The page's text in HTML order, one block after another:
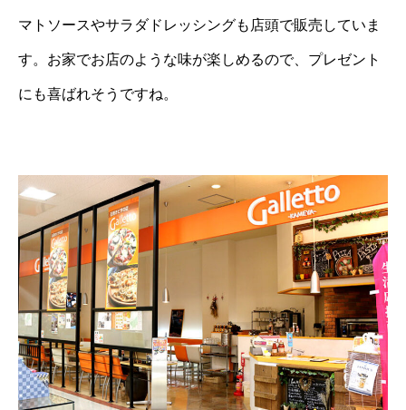
マトソースやサラダドレッシングも店頭で販売していま
す。お家でお店のような味が楽しめるので、プレゼント
にも喜ばれそうですね。